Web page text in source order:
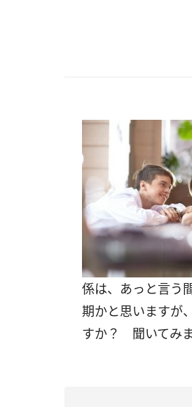
係は、あっと言う
期かと思いますが
すか？ 聞いてみま